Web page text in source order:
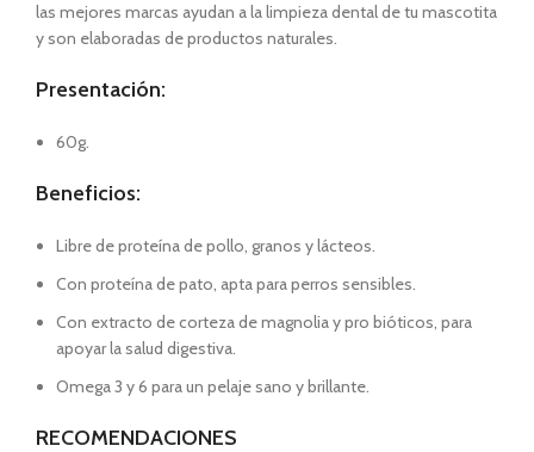
las mejores marcas ayudan a la limpieza dental de tu mascotita
y son elaboradas de productos naturales.
Presentación:
60g.
Beneficios:
Libre de proteína de pollo, granos y lácteos.
Con proteína de pato, apta para perros sensibles.
Con extracto de corteza de magnolia y pro bióticos, para
apoyar la salud digestiva.
Omega 3 y 6 para un pelaje sano y brillante.
RECOMENDACIONES